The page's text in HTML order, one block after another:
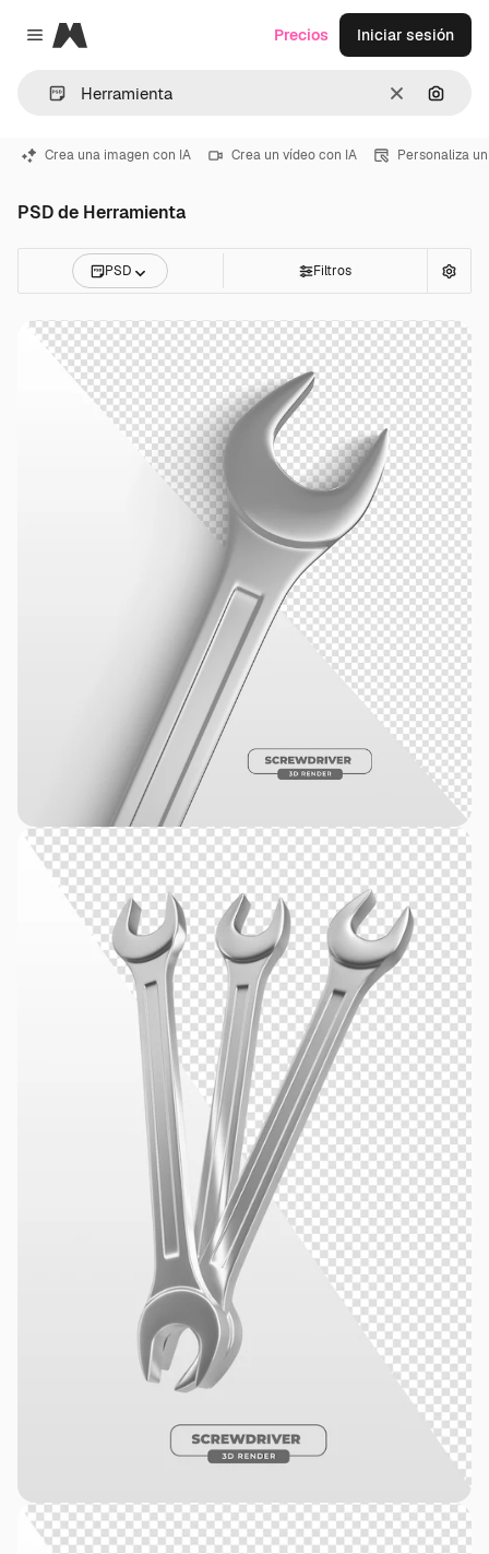
Close menu
Magnific
Borrar
Precios Iniciar sesión
Crea una imagen con IA Crea un vídeo con IA Personaliza
PSD de Herramienta
PSD Filtros